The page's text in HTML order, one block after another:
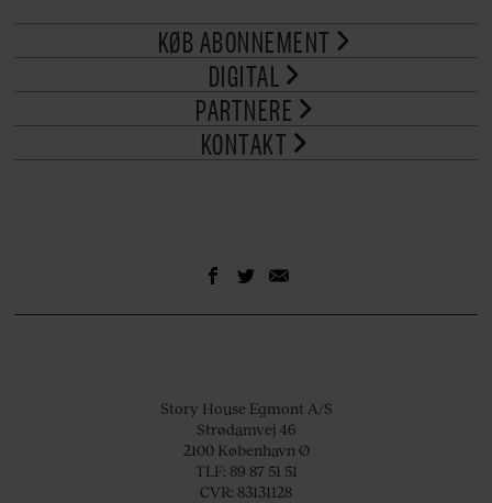
KØB ABONNEMENT
DIGITAL
PARTNERE
KONTAKT
Story House Egmont A/S
Strødamvej 46
2100 København Ø
TLF: 89 87 51 51
CVR: 83131128